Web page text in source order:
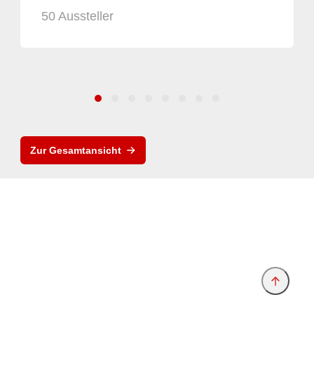
50 Aussteller
Zur Gesamtansicht